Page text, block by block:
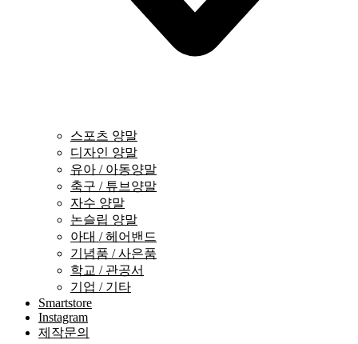
스포츠 양말
디자인 양말
유아 / 아동양말
축구 / 튜브양말
자수 양말
논슬립 양말
아대 / 헤어밴드
기념품 / 사은품
학교 / 관공서
기업 / 기타
Smartstore
Instagram
제작문의